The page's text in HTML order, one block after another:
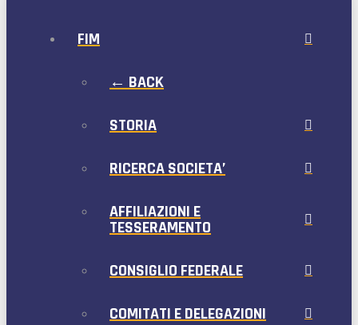
FIM
← BACK
STORIA
RICERCA SOCIETA’
AFFILIAZIONI E
TESSERAMENTO
CONSIGLIO FEDERALE
COMITATI E DELEGAZIONI